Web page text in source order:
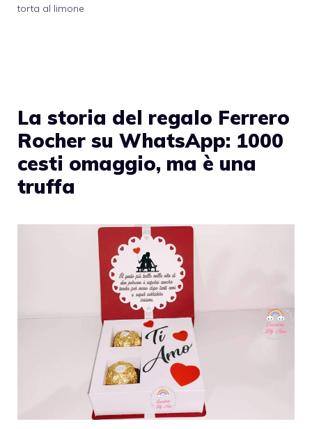
torta al limone
La storia del regalo Ferrero
Rocher su WhatsApp: 1000
cesti omaggio, ma è una
truffa